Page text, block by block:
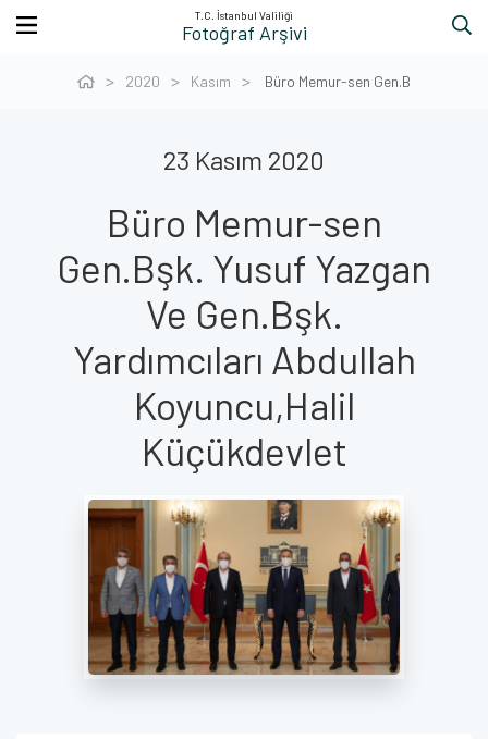
T.C. İstanbul Valiliği
Fotoğraf Arşivi
2020 Kasım Büro Memur-sen Gen.B
23 Kasım 2020
Büro Memur-sen
Gen.Bşk. Yusuf Yazgan
Ve Gen.Bşk.
Yardımcıları Abdullah
Koyuncu,Halil
Küçükdevlet